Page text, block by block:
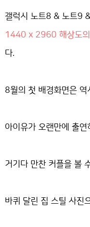
갤럭시 노트8 & 노트9
1440 x 2960 해상도
다.
8월의 첫 배경화면은 역
아이유가 오랜만에 출
거기다 만찬 커플을 볼
바퀴 달린 집 스틸 사진